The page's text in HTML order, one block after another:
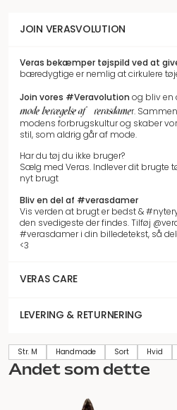
JOIN VERASVOLUTION
Veras bekæmper tøjspild ved at
bæredygtige er nemlig at cirkulere
Join vores #Veravolution og bliv en
mode bevægelse af #verasdamer.
modens forbrugskultur og skaber
stil, som aldrig går af mode.
Har du tøj du ikke bruger?
Sælg med Veras. Indlever dit brugte
nyt brugt
Bliv en del af #verasdamer
Vis verden at brugt er bedst &
den svedigeste der findes. Tilføj
#verasdamer i din billedetekst, så
<3
VERAS CARE
LEVERING & RETURNERING
Str. M Handmade Sort Hvid
Andet som dette